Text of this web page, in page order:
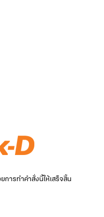
ารทำคำสั่งนี้ให้เสร็จสิ้น